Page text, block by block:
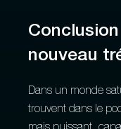
nouveau
Dans un monde
trouvent dans le